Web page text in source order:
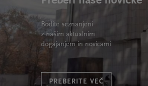
Bodite seznanjeni
z našim aktualnim
dogajanjem in novicami.
PREBERITE VEČ